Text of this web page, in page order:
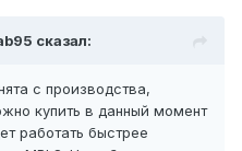
сказал:
с производства,
купить в данный момент
работать быстрее